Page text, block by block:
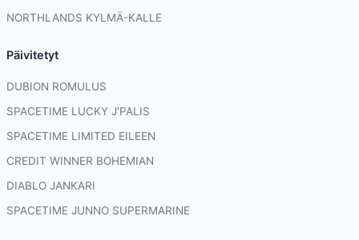
NORTHLANDS KYLMÄ-KALLE
Päivitetyt
DUBION ROMULUS
SPACETIME LUCKY J'PALIS
SPACETIME LIMITED EILEEN
CREDIT WINNER BOHEMIAN
DIABLO JANKARI
SPACETIME JUNNO SUPERMARINE